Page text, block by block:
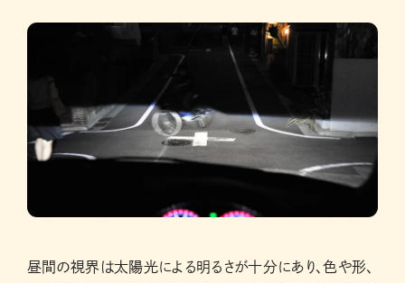
昼間の視界は太陽光による明るさが十分にあり、色や形、